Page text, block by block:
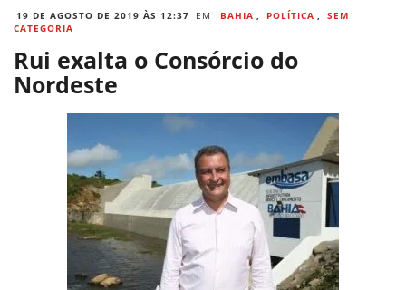
19 DE AGOSTO DE 2019 ÀS 12:37 EM BAHIA , POLÍTICA ,
SEM
CATEGORIA
Rui exalta o Consórcio do
Nordeste